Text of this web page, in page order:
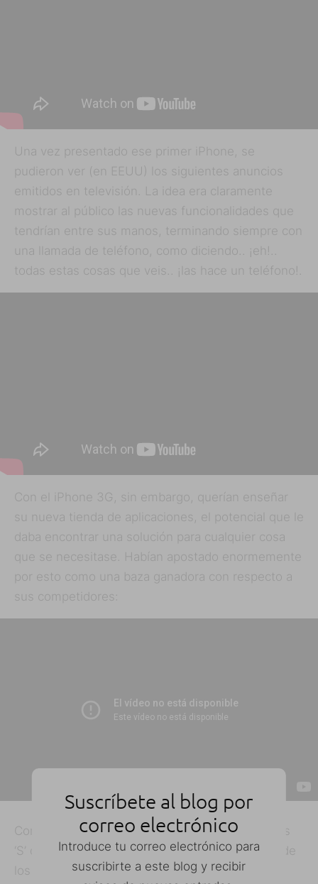
Una vez presentado ese primer iPhone, se
pudieron ver (en EEUU) los siguientes anuncios
emitidos en televisión. La idea era claramente
mostrar al público las nuevas funcionalidades que
tendrían entre sus manos, terminando siempre con
una llamada de teléfono, como diciendo.. ¡eh!..
todas estas cosas que veis.. ¡las hace un teléfono!.
Con el iPhone 3G, sin embargo, querían enseñar
su nueva tienda de aplicaciones, el potencial que le
daba encontrar una solución para cualquier cosa
que se necesitase. Habían apostado enormemente
por esto como una baza ganadora con respecto a
sus competidores:
Con el siguiente modelo empezaban las famosas
‘S’ que han caracterizado a revisiones menores de
los iPhone y los anuncios de 3GS querían dejar
Suscríbete al blog por
correo electrónico
Introduce tu correo electrónico para
suscribirte a este blog y recibir